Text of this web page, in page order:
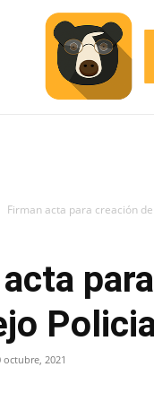
Firman acta para creación
octubre, 2021